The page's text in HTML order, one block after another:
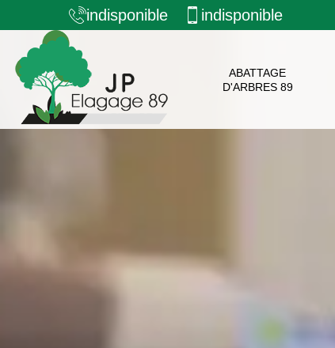
indisponible indisponible
ABATTAGE
D'ARBRES 89